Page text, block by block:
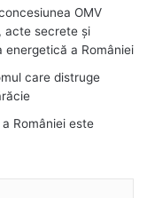
OMV
acte secrete și
a României
care distruge
României este